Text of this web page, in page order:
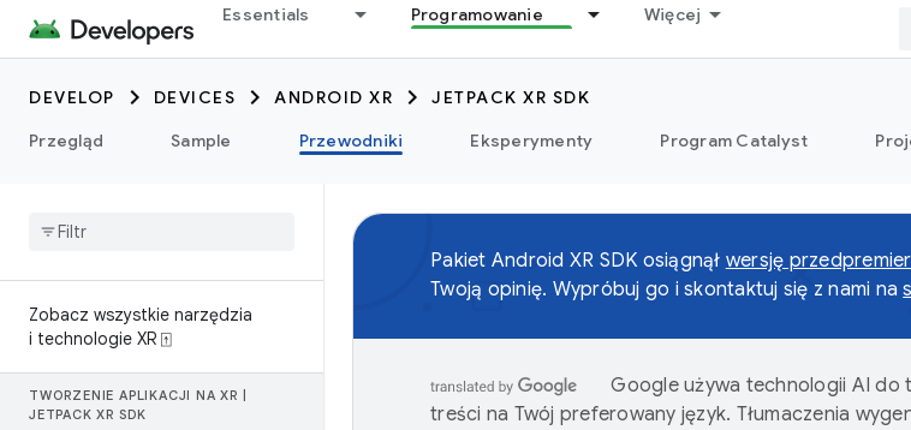
Essentials Programowanie Więcej
DEVELOP DEVICES ANDROID XR
JETPACK XR SDK
Przegląd
Sample Przewodniki Eksperymenty Program Catalyst
Zobacz wszystkie narzędzia
i technologie XR ⍐
TWORZENIE APLIKACJI NA XR
JETPACK XR SDK
Pakiet Android XR SDK osiągnął wersję
Twoją opinię. Wypróbuj go i skontaktuj się z nami na
Google używa technologii AI do
treści na Twój preferowany język. Tłumaczenia